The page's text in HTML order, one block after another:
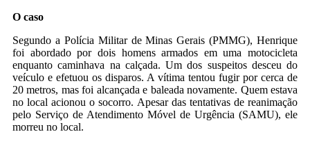
O caso
Segundo a Polícia Militar de Minas Gerais (PMMG), Henrique
foi abordado por dois homens armados em uma motocicleta
enquanto caminhava na calçada. Um dos suspeitos desceu do
veículo e efetuou os disparos. A vítima tentou fugir por cerca de
20 metros, mas foi alcançada e baleada novamente. Quem estava
no local acionou o socorro. Apesar das tentativas de reanimação
pelo Serviço de Atendimento Móvel de Urgência (SAMU), ele
morreu no local.